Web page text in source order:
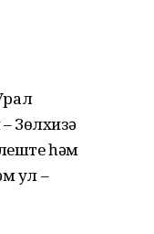
Зөлхизә
һәм
ул –